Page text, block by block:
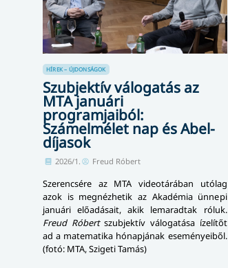
HÍREK – ÚJDONSÁGOK
Szubjektív válogatás az
MTA januári
programjaiból:
Számelmélet nap és Abel-
díjasok
2026/1. Freud Róbert
Szerencsére az MTA videotárában utólag
azok is megnézhetik az Akadémia ünnepi
januári előadásait, akik lemaradtak róluk.
Freud Róbertszubjektív válogatása ízelítőt
ad a matematika hónapjának eseményeiből.
(fotó: MTA, Szigeti Tamás)